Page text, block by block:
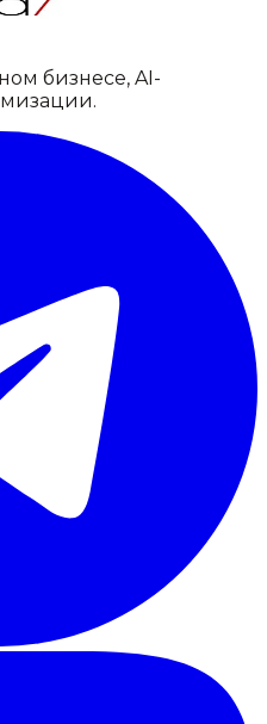
бизнесе, AI-